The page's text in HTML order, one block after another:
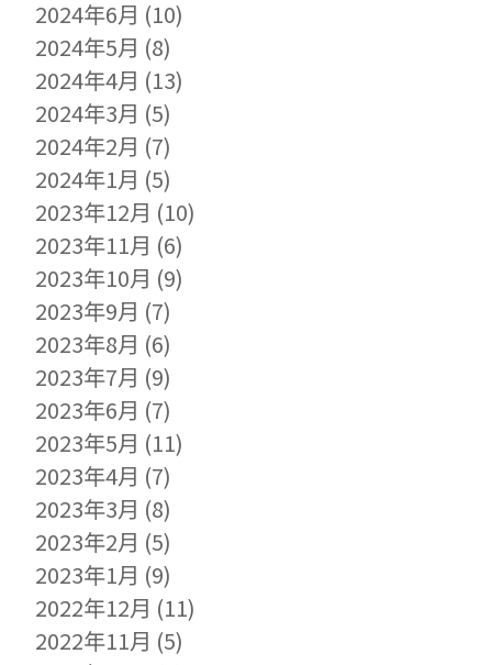
2024年6月 (10)
2024年5月 (8)
2024年4月 (13)
2024年3月 (5)
2024年2月 (7)
2024年1月 (5)
2023年12月 (10)
2023年11月 (6)
2023年10月 (9)
2023年9月 (7)
2023年8月 (6)
2023年7月 (9)
2023年6月 (7)
2023年5月 (11)
2023年4月 (7)
2023年3月 (8)
2023年2月 (5)
2023年1月 (9)
2022年12月 (11)
2022年11月 (5)